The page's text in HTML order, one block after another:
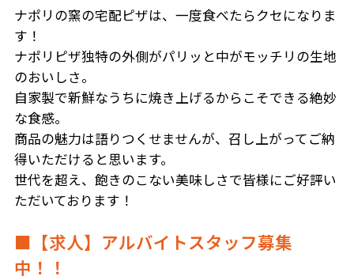
ナポリの窯の宅配ピザは、一度食べたらクセになりま
す！
ナポリピザ独特の外側がパリッと中がモッチリの生地
のおいしさ。
自家製で新鮮なうちに焼き上げるからこそできる絶妙
な食感。
商品の魅力は語りつくせませんが、召し上がってご納
得いただけると思います。
世代を超え、飽きのこない美味しさで皆様にご好評い
ただいております！
■【求人】アルバイトスタッフ募集
中！！